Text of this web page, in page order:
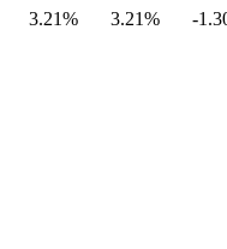
3.21% 3.21% -